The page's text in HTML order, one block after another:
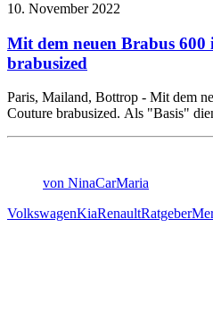
10. November 2022
Mit dem neuen Brabus
brabusized
Paris, Mailand, Bottrop - Mit dem
Couture brabusized. Als "Basis"
von NinaCarMaria
VolkswagenKiaRenaultRatgeber